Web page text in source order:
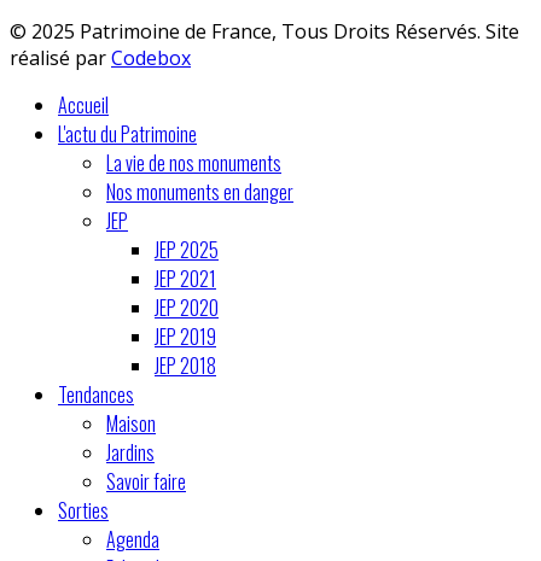
© 2025 Patrimoine de France, Tous Droits Réservés. Site
réalisé parCodebox
Accueil
L'actu du Patrimoine
La vie de nos monuments
Nos monuments en danger
JEP
JEP 2025
JEP 2021
JEP 2020
JEP 2019
JEP 2018
Tendances
Maison
Jardins
Savoir faire
Sorties
Agenda